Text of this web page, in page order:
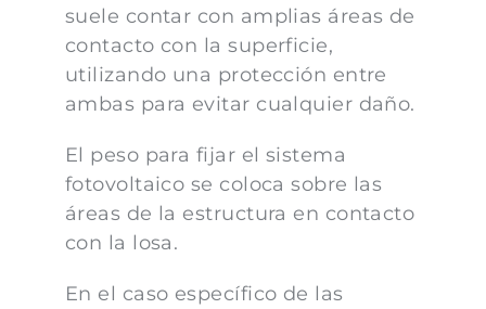
suele contar con amplias áreas de
contacto con la superficie,
utilizando una protección entre
ambas para evitar cualquier daño.
El peso para fijar el sistema
fotovoltaico se coloca sobre las
áreas de la estructura en contacto
con la losa.
En el caso específico de las